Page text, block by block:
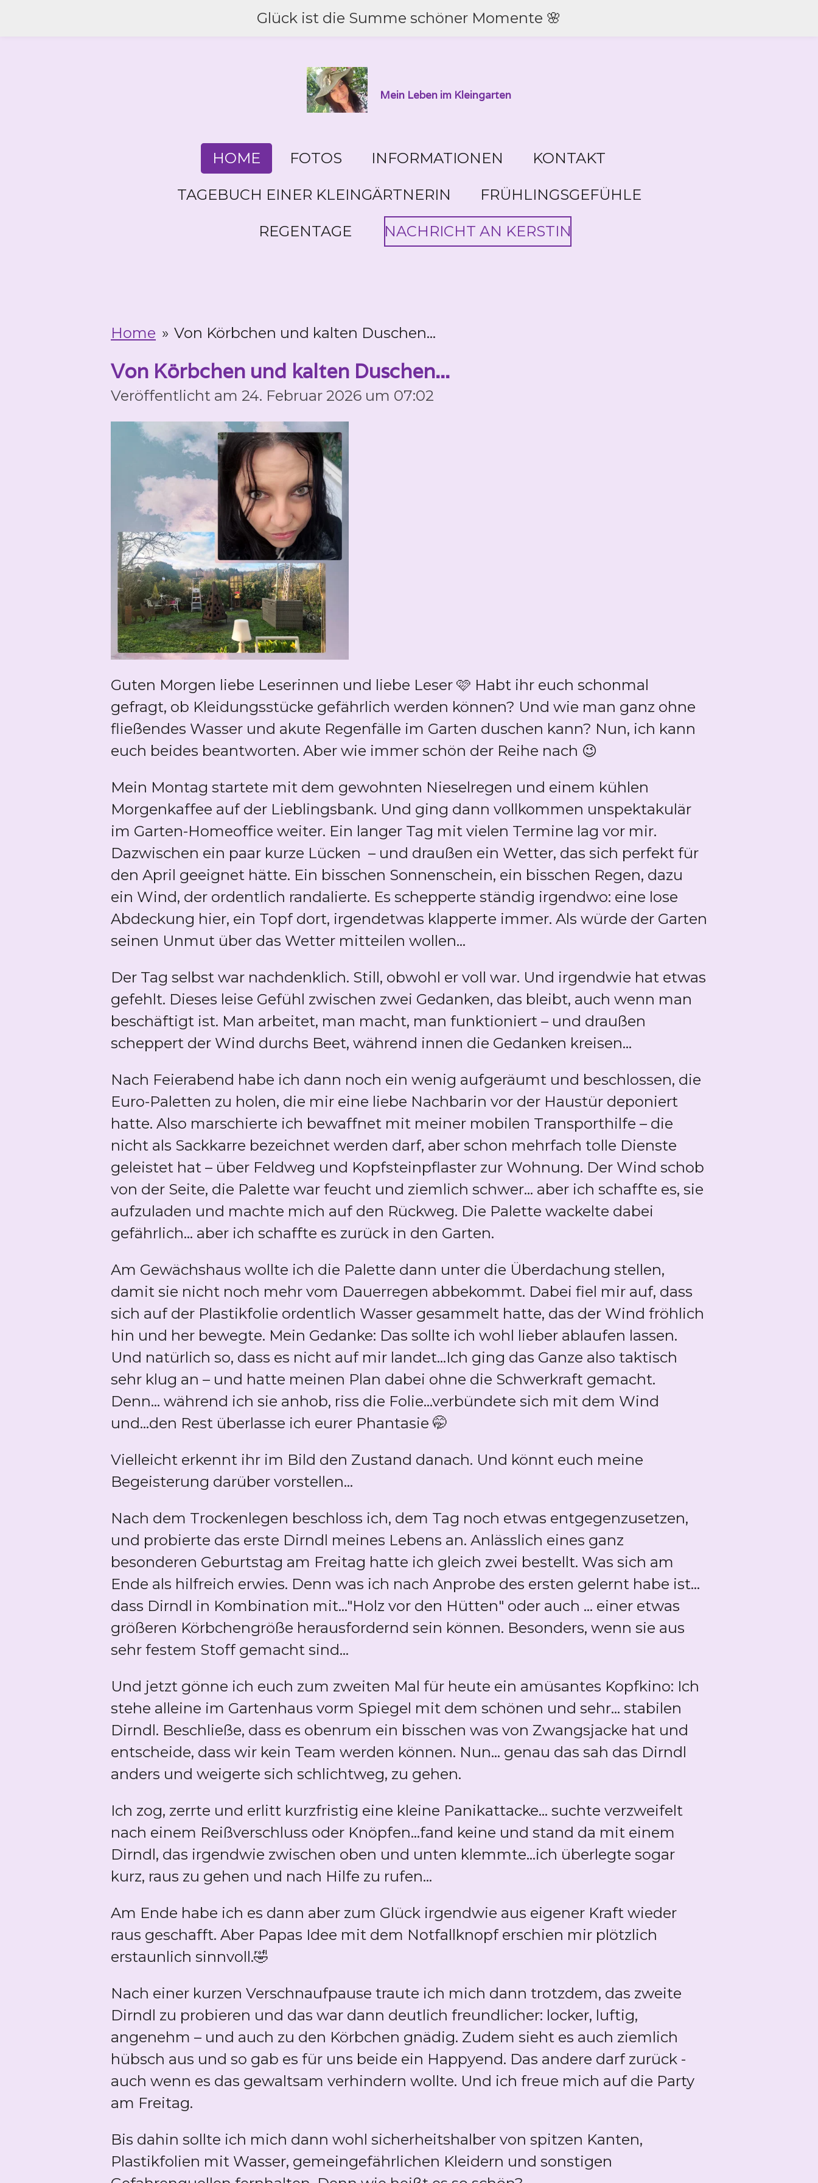
Glück ist die Summe schöner Momente 🌸
Mein Leben im Kleingarten
HOME FOTOS INFORMATIONEN KONTAKT
TAGEBUCH EINER KLEINGÄRTNERIN FRÜHLINGSGEFÜHLE
REGENTAGE NACHRICHT AN KERSTIN
Home » Von Körbchen und kalten Duschen...
Von Körbchen und kalten Duschen...
Veröffentlicht am 24. Februar 2026 um 07:02
Guten Morgen liebe Leserinnen und liebe Leser 🩷 Habt ihr euch schonmal
gefragt, ob Kleidungsstücke gefährlich werden können? Und wie man ganz ohne
fließendes Wasser und akute Regenfälle im Garten duschen kann? Nun, ich kann
euch beides beantworten. Aber wie immer schön der Reihe nach 😉
Mein Montag startete mit dem gewohnten Nieselregen und einem kühlen
Morgenkaffee auf der Lieblingsbank. Und ging dann vollkommen unspektakulär
im Garten-Homeoffice weiter. Ein langer Tag mit vielen Termine lag vor mir.
Dazwischen ein paar kurze Lücken – und draußen ein Wetter, das sich perfekt für
den April geeignet hätte. Ein bisschen Sonnenschein, ein bisschen Regen, dazu
ein Wind, der ordentlich randalierte. Es schepperte ständig irgendwo: eine lose
Abdeckung hier, ein Topf dort, irgendetwas klapperte immer. Als würde der Garten
seinen Unmut über das Wetter mitteilen wollen...
Der Tag selbst war nachdenklich. Still, obwohl er voll war. Und irgendwie hat etwas
gefehlt. Dieses leise Gefühl zwischen zwei Gedanken, das bleibt, auch wenn man
beschäftigt ist. Man arbeitet, man macht, man funktioniert – und draußen
scheppert der Wind durchs Beet, während innen die Gedanken kreisen...
Nach Feierabend habe ich dann noch ein wenig aufgeräumt und beschlossen, die
Euro-Paletten zu holen, die mir eine liebe Nachbarin vor der Haustür deponiert
hatte. Also marschierte ich bewaffnet mit meiner mobilen Transporthilfe – die
nicht als Sackkarre bezeichnet werden darf, aber schon mehrfach tolle Dienste
geleistet hat – über Feldweg und Kopfsteinpflaster zur Wohnung. Der Wind schob
von der Seite, die Palette war feucht und ziemlich schwer... aber ich schaffte es, sie
aufzuladen und machte mich auf den Rückweg. Die Palette wackelte dabei
gefährlich... aber ich schaffte es zurück in den Garten.
Am Gewächshaus wollte ich die Palette dann unter die Überdachung stellen,
damit sie nicht noch mehr vom Dauerregen abbekommt. Dabei fiel mir auf, dass
sich auf der Plastikfolie ordentlich Wasser gesammelt hatte, das der Wind fröhlich
hin und her bewegte. Mein Gedanke: Das sollte ich wohl lieber ablaufen lassen.
Und natürlich so, dass es nicht auf mir landet...Ich ging das Ganze also taktisch
sehr klug an – und hatte meinen Plan dabei ohne die Schwerkraft gemacht.
Denn... während ich sie anhob, riss die Folie...verbündete sich mit dem Wind
und...den Rest überlasse ich eurer Phantasie 🤭
Vielleicht erkennt ihr im Bild den Zustand danach. Und könnt euch meine
Begeisterung darüber vorstellen...
Nach dem Trockenlegen beschloss ich, dem Tag noch etwas entgegenzusetzen,
und probierte das erste Dirndl meines Lebens an. Anlässlich eines ganz
besonderen Geburtstag am Freitag hatte ich gleich zwei bestellt. Was sich am
Ende als hilfreich erwies. Denn was ich nach Anprobe des ersten gelernt habe ist...
dass Dirndl in Kombination mit..."Holz vor den Hütten" oder auch ... einer etwas
größeren Körbchengröße herausfordernd sein können. Besonders, wenn sie aus
sehr festem Stoff gemacht sind...
Und jetzt gönne ich euch zum zweiten Mal für heute ein amüsantes Kopfkino: Ich
stehe alleine im Gartenhaus vorm Spiegel mit dem schönen und sehr... stabilen
Dirndl. Beschließe, dass es obenrum ein bisschen was von Zwangsjacke hat und
entscheide, dass wir kein Team werden können. Nun... genau das sah das Dirndl
anders und weigerte sich schlichtweg, zu gehen.
Ich zog, zerrte und erlitt kurzfristig eine kleine Panikattacke... suchte verzweifelt
nach einem Reißverschluss oder Knöpfen...fand keine und stand da mit einem
Dirndl, das irgendwie zwischen oben und unten klemmte...ich überlegte sogar
kurz, raus zu gehen und nach Hilfe zu rufen...
Am Ende habe ich es dann aber zum Glück irgendwie aus eigener Kraft wieder
raus geschafft. Aber Papas Idee mit dem Notfallknopf erschien mir plötzlich
erstaunlich sinnvoll.🤣
Nach einer kurzen Verschnaufpause traute ich mich dann trotzdem, das zweite
Dirndl zu probieren und das war dann deutlich freundlicher: locker, luftig,
angenehm – und auch zu den Körbchen gnädig. Zudem sieht es auch ziemlich
hübsch aus und so gab es für uns beide ein Happyend. Das andere darf zurück -
auch wenn es das gewaltsam verhindern wollte. Und ich freue mich auf die Party
am Freitag.
Bis dahin sollte ich mich dann wohl sicherheitshalber von spitzen Kanten,
Plastikfolien mit Wasser, gemeingefährlichen Kleidern und sonstigen